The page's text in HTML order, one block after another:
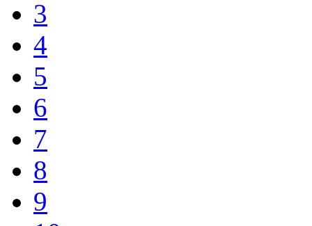
3
4
5
6
7
8
9